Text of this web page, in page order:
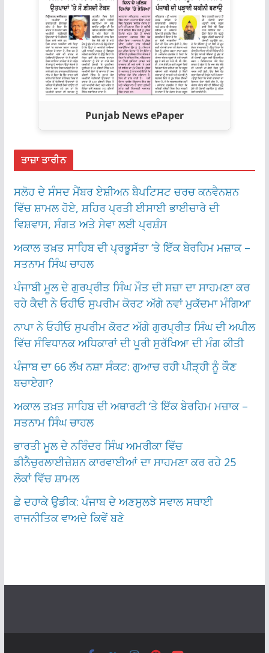
Punjab News ePaper
ਤਾਜ਼ਾ ਤਾਰੀਨ
ਸਲੋਹ ਦੇ ਸੰਸਦ ਮੈਂਬਰ ਏਸ਼ੀਅਨ ਬੈਪਟਿਸਟ ਚਰਚ ਕਨਵੈਨਸ਼ਨ
ਵਿੱਚ ਸ਼ਾਮਲ ਹੋਏ, ਸ਼ਹਿਰ ਪ੍ਰਤੀ ਈਸਾਈ ਭਾਈਚਾਰੇ ਦੀ
ਵਿਸ਼ਵਾਸ, ਸੰਗਤ ਅਤੇ ਸੇਵਾ ਲਈ ਪ੍ਰਸ਼ੰਸ
ਅਕਾਲ ਤਖ਼ਤ ਸਾਹਿਬ ਦੀ ਪ੍ਰਭੂਸੱਤਾ ‘ਤੇ ਇੱਕ ਬੇਰਹਿਮ ਮਜ਼ਾਕ –
ਸਤਨਾਮ ਸਿੰਘ ਚਾਹਲ
ਪੰਜਾਬੀ ਮੂਲ ਦੇ ਗੁਰਪ੍ਰੀਤ ਸਿੰਘ ਮੌਤ ਦੀ ਸਜ਼ਾ ਦਾ ਸਾਹਮਣਾ ਕਰ
ਰਹੇ ਕੈਦੀ ਨੇ ਓਹੀਓ ਸੁਪਰੀਮ ਕੋਰਟ ਅੱਗੇ ਨਵਾਂ ਮੁਕੱਦਮਾ ਮੰਗਿਆ
ਨਾਪਾ ਨੇ ਓਹੀਓ ਸੁਪਰੀਮ ਕੋਰਟ ਅੱਗੇ ਗੁਰਪ੍ਰੀਤ ਸਿੰਘ ਦੀ ਅਪੀਲ
ਵਿੱਚ ਸੰਵਿਧਾਨਕ ਅਧਿਕਾਰਾਂ ਦੀ ਪੂਰੀ ਸੁਰੱਖਿਆ ਦੀ ਮੰਗ ਕੀਤੀ
ਪੰਜਾਬ ਦਾ 66 ਲੱਖ ਨਸ਼ਾ ਸੰਕਟ: ਗੁਆਚ ਰਹੀ ਪੀੜ੍ਹੀ ਨੂੰ ਕੌਣ
ਬਚਾਏਗਾ?
ਅਕਾਲ ਤਖ਼ਤ ਸਾਹਿਬ ਦੀ ਅਥਾਰਟੀ ‘ਤੇ ਇੱਕ ਬੇਰਹਿਮ ਮਜ਼ਾਕ –
ਸਤਨਾਮ ਸਿੰਘ ਚਾਹਲ
ਭਾਰਤੀ ਮੂਲ ਦੇ ਨਰਿੰਦਰ ਸਿੰਘ ਅਮਰੀਕਾ ਵਿੱਚ
ਡੀਨੈਚੁਰਲਾਈਜ਼ੇਸ਼ਨ ਕਾਰਵਾਈਆਂ ਦਾ ਸਾਹਮਣਾ ਕਰ ਰਹੇ 25
ਲੋਕਾਂ ਵਿੱਚ ਸ਼ਾਮਲ
ਛੇ ਦਹਾਕੇ ਉਡੀਕ: ਪੰਜਾਬ ਦੇ ਅਣਸੁਲਝੇ ਸਵਾਲ ਸਥਾਈ
ਰਾਜਨੀਤਿਕ ਵਾਅਦੇ ਕਿਵੇਂ ਬਣੇ